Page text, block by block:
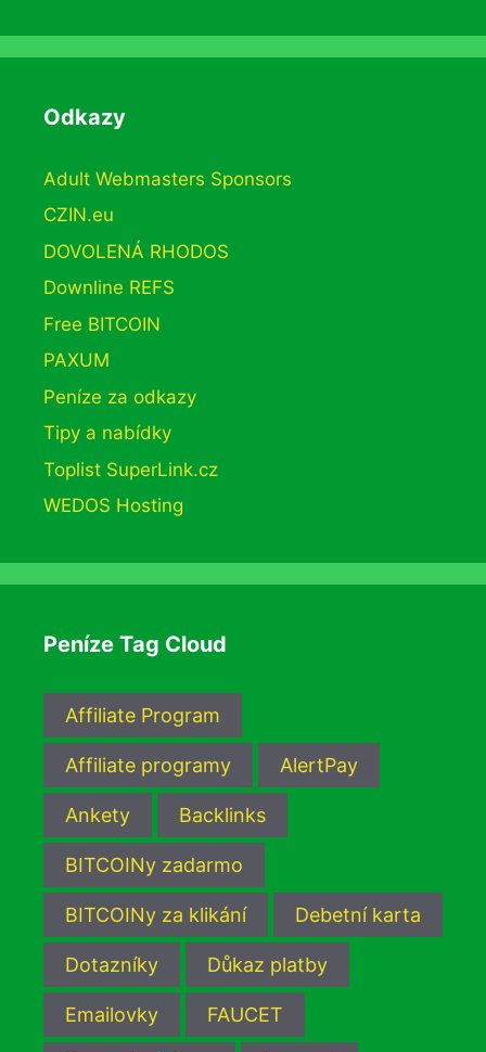
Odkazy
Adult Webmasters Sponsors
CZIN.eu
DOVOLENÁ RHODOS
Downline REFS
Free BITCOIN
PAXUM
Peníze za odkazy
Tipy a nabídky
Toplist SuperLink.cz
WEDOS Hosting
Peníze Tag Cloud
Affiliate Program
Affiliate programy AlertPay
Ankety Backlinks
BITCOINy zadarmo
BITCOINy za klikání Debetní karta
Dotazníky Důkaz platby
Emailovky FAUCET